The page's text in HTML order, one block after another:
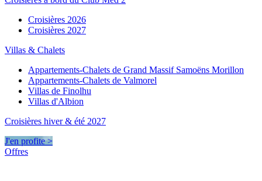
Croisières 2026
Croisières 2027
Villas & Chalets
Appartements-Chalets de Grand Massif Samoëns Morillon
Appartements-Chalets de Valmorel
Villas de Finolhu
Villas d'Albion
Croisières hiver & été 2027
J'en profite >
Offres